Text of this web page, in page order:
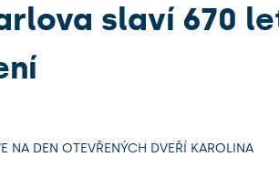
slaví 670
NA DEN OTEVŘENÝCH DVEŘÍ KAROLINA